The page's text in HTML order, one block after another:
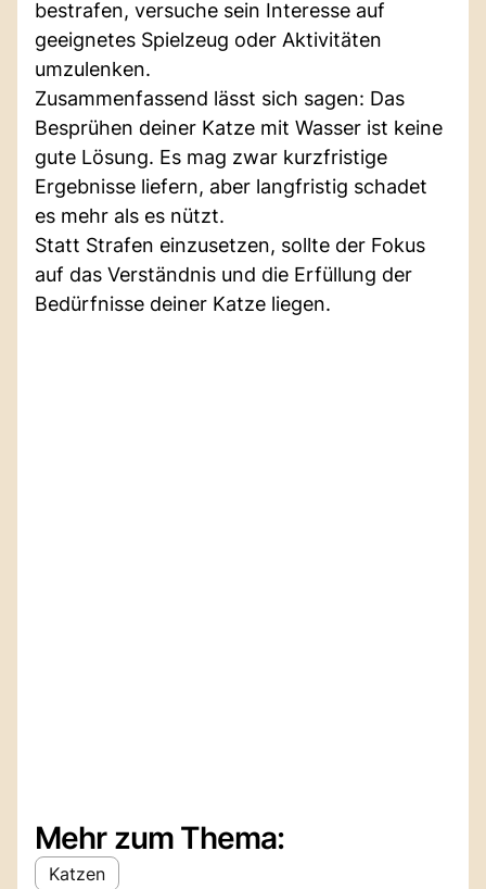
bestrafen, versuche sein Interesse auf
geeignetes Spielzeug oder Aktivitäten
umzulenken.
Zusammenfassend lässt sich sagen: Das
Besprühen deiner Katze mit Wasser ist keine
gute Lösung. Es mag zwar kurzfristige
Ergebnisse liefern, aber langfristig schadet
es mehr als es nützt.
Statt Strafen einzusetzen, sollte der Fokus
auf das Verständnis und die Erfüllung der
Bedürfnisse deiner Katze liegen.
Mehr zum Thema:
Katzen